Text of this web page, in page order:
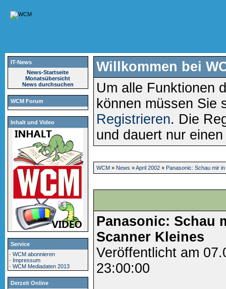
IT-News
News-Startseite
Monatsübersicht
News durchsuchen
WCM Forum
Inhalt und Video
Service
·WCM abonnieren
· Impressum
·WCM Mediadaten 2013
Derzeit Online
Willkommen bei
Um alle Funktionen
können müssen Sie
Registrieren. Die
und dauert nur
WCM» News »April 2002» Panasonic: Schau mir
Panasonic: Schau
Scanner Kleines
Veröffentlicht am
23:00:00